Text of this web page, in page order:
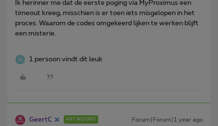
Ik herinner me dat de eerste poging via MyProximus een
timeout kreeg, misschien is er toen iets misgelopen in het
proces. Waarom de codes omgekeerd lijken te werken blijft
een misterie.
1 persoon vindt dit leuk
GeertC ANTWOORD Forum|Forum|1 year ago